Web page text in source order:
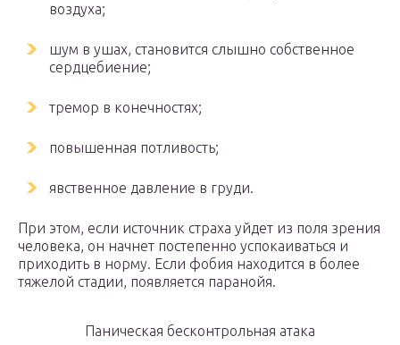
воздуха;
шум в ушах, становится слышно собственное
сердцебиение;
тремор в конечностях;
повышенная потливость;
явственное давление в груди.
При этом, если источник страха уйдет из поля зрения
человека, он начнет постепенно успокаиваться и
приходить в норму. Если фобия находится в более
тяжелой стадии, появляется паранойя.
Паническая бесконтрольная атака